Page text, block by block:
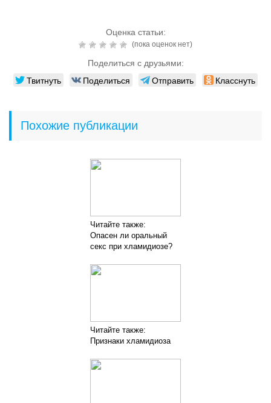
Оценка статьи:
(пока оценок нет)
Поделиться с друзьями:
Твитнуть Поделиться Отправить Класснуть
Похожие публикации
Читайте также:
Опасен ли оральный
секс при хламидиозе?
Читайте также:
Признаки хламидиоза